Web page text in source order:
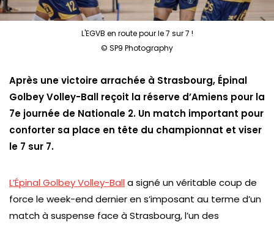
L'EGVB en route pour le 7 sur 7 !
© SP9 Photography
Après une victoire arrachée à Strasbourg, Épinal
Golbey Volley-Ball reçoit la réserve d’Amiens pour la
7e journée de Nationale 2. Un match important pour
conforter sa place en tête du championnat et viser
le 7 sur 7.
L’Épinal Golbey Volley-Ball a signé un véritable coup de
force le week-end dernier en s’imposant au terme d’un
match à suspense face à Strasbourg, l’un des